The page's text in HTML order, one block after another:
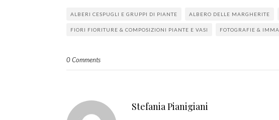
ALBERI CESPUGLI E GRUPPI DI PIANTE ALBERO DELLE MARGHERITE
FIORI FIORITURE & COMPOSIZIONI PIANTE E VASI FOTOGRAFIE &
0 Comments
Stefania Pianigiani